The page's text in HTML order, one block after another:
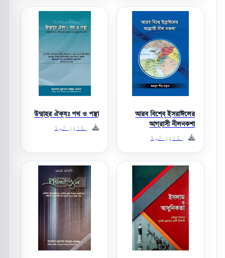
আরব বিশ্বে ইসরাঈলের
আগ্রাসী নীলনকশা
ڈاؤن لوڈ
উম্মাহর ঐক্যঃ পথ ও পন্থা
ڈاؤن لوڈ